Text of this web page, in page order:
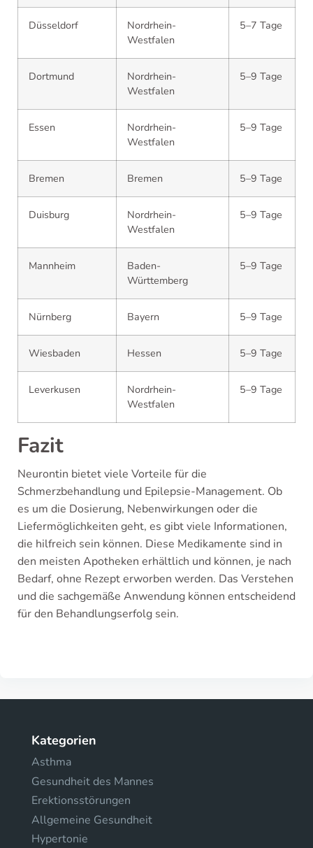
Düsseldorf
Nordrhein-
Westfalen
5–7 Tage
Dortmund
Nordrhein-
Westfalen
5–9 Tage
Essen
Nordrhein-
Westfalen
5–9 Tage
Bremen Bremen 5–9 Tage
Duisburg
Nordrhein-
Westfalen
5–9 Tage
Mannheim
Baden-
Württemberg
5–9 Tage
Nürnberg Bayern 5–9 Tage
Wiesbaden Hessen 5–9 Tage
Leverkusen
Nordrhein-
Westfalen
5–9 Tage
Fazit
Neurontin bietet viele Vorteile für die
Schmerzbehandlung und Epilepsie-Management. Ob
es um die Dosierung, Nebenwirkungen oder die
Liefermöglichkeiten geht, es gibt viele Informationen,
die hilfreich sein können. Diese Medikamente sind in
den meisten Apotheken erhältlich und können, je nach
Bedarf, ohne Rezept erworben werden. Das Verstehen
und die sachgemäße Anwendung können entscheidend
für den Behandlungserfolg sein.
Kategorien
Asthma
Gesundheit des Mannes
Erektionsstörungen
Allgemeine Gesundheit
Hypertonie